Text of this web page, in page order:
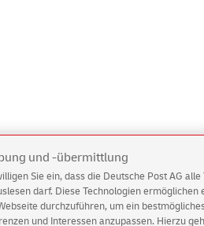
und -übermittlung
Sie ein, dass die Deutsche Post AG
darf. Diese Technologien
durchzuführen, um ein
und Interessen anzupassen. Hierzu